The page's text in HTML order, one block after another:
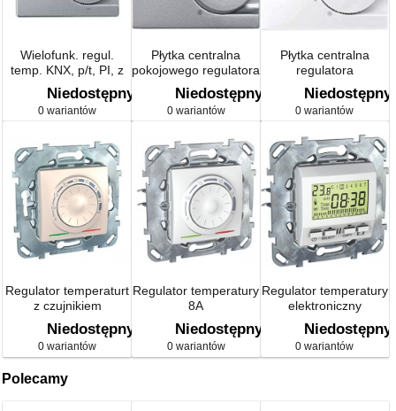
Wielofunk. regul.
temp. KNX, p/t, PI, z
przyciskiem 4-nym Sys
M
Niedostępny
0 wariantów
Płytka centralna
pokojowego regulatora
temperatury
Niedostępny
0 wariantów
Płytka centralna
regulatora
temperatury +
przełącznik
Niedostępny
0 wariantów
Regulator temperaturt
z czujnikiem
podłogowym
Niedostępny
0 wariantów
Regulator temperatury
8A
Niedostępny
0 wariantów
Regulator temperatury
elektroniczny
Niedostępny
0 wariantów
Polecamy